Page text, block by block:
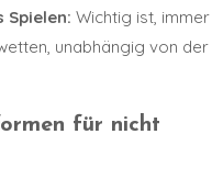
Wichtig ist, immer
unabhängig von der
für nicht